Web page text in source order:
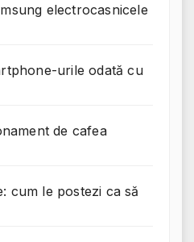
electrocasnicele
urile odată cu
de cafea
cum le postezi ca să